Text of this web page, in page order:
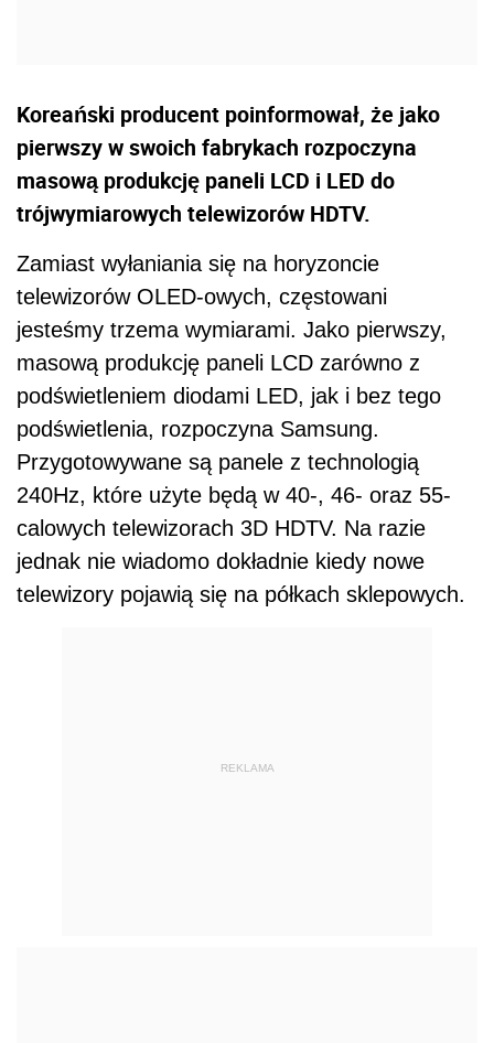
Koreański producent poinformował, że jako
pierwszy w swoich fabrykach rozpoczyna
masową produkcję paneli LCD i LED do
trójwymiarowych telewizorów HDTV.
Zamiast wyłaniania się na horyzoncie
telewizorów OLED-owych, częstowani
jesteśmy trzema wymiarami. Jako pierwszy,
masową produkcję paneli LCD zarówno z
podświetleniem diodami LED, jak i bez tego
podświetlenia, rozpoczyna Samsung.
Przygotowywane są panele z technologią
240Hz, które użyte będą w 40-, 46- oraz 55-
calowych telewizorach 3D HDTV. Na razie
jednak nie wiadomo dokładnie kiedy nowe
telewizory pojawią się na półkach sklepowych.
REKLAMA